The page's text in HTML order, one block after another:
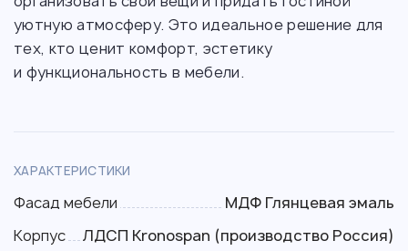
уютную атмосферу. Это идеальное решение для
тех, кто ценит комфорт, эстетику
и функциональность в мебели.
ХАРАКТЕРИСТИКИ
Фасад мебели
МДФ Глянцевая эмаль
Корпус
ЛДСП Kronospan (производство Россия)